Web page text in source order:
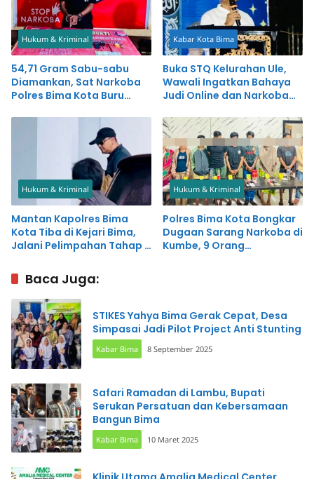
Hukum & Kriminal
54,71 Gram Sabu-sabu
Diamankan, Sat Narkoba
Polres Bima Kota Buru
Kabar Kota Bima
Buka STQ Kelurahan Ule,
Wawali Ingatkan Bahaya
Judi Online dan Narkoba
Hukum & Kriminal
Mantan Kapolres Bima
Kota Tiba di Kejari Bima,
Jalani Pelimpahan Tahap II
Hukum & Kriminal
Polres Bima Kota Bongkar
Dugaan Sarang Narkoba di
Kumbe, 9 Orang
Baca Juga:
STIKES Yahya Bima Gerak Cepat, Desa
Simpasai Jadi Pilot Project Anti Stunting
Kabar Bima 8 September 2025
Safari Ramadan di Lambu, Bupati
Serukan Persatuan dan Kebersamaan
Bangun Bima
Kabar Bima 10 Maret 2025